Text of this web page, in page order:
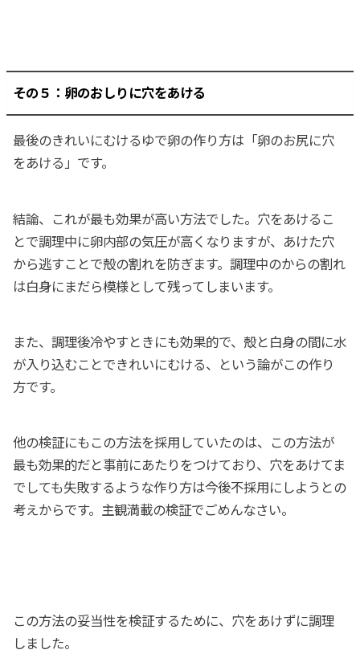
その５：卵のおしりに穴をあける
最後のきれいにむけるゆで卵の作り方は「卵のお尻に穴
をあける」です。
結論、これが最も効果が高い方法でした。穴をあけるこ
とで調理中に卵内部の気圧が高くなりますが、あけた穴
から逃すことで殻の割れを防ぎます。調理中のからの割れ
は白身にまだら模様として残ってしまいます。
また、調理後冷やすときにも効果的で、殻と白身の間に水
が入り込むことできれいにむける、という論がこの作り
方です。
他の検証にもこの方法を採用していたのは、この方法が
最も効果的だと事前にあたりをつけており、穴をあけてま
でしても失敗するような作り方は今後不採用にしようとの
考えからです。主観満載の検証でごめんなさい。
この方法の妥当性を検証するために、穴をあけずに調理
しました。